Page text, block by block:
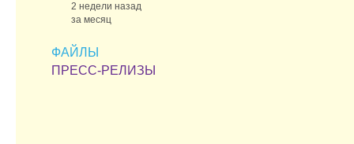
2 недели назад
за месяц
ФАЙЛЫ
ПРЕСС-РЕЛИЗЫ